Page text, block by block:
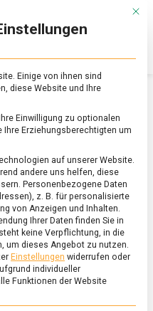
Online-
Magazin
zu
&
Ernährung
Mit
Einige von ihnen sind
diese Website und Ihre
Einwilligung zu optionalen
Erziehungsberechtigten um
auf unserer Website.
andere uns helfen, diese
Personenbezogene Daten
z. B. für personalisierte
von Anzeigen und Inhalten.
Ihrer Daten finden Sie in
keine Verpflichtung, in die
um dieses Angebot zu nutzen.
Einstellungen widerrufen oder
individueller
Funktionen der Website